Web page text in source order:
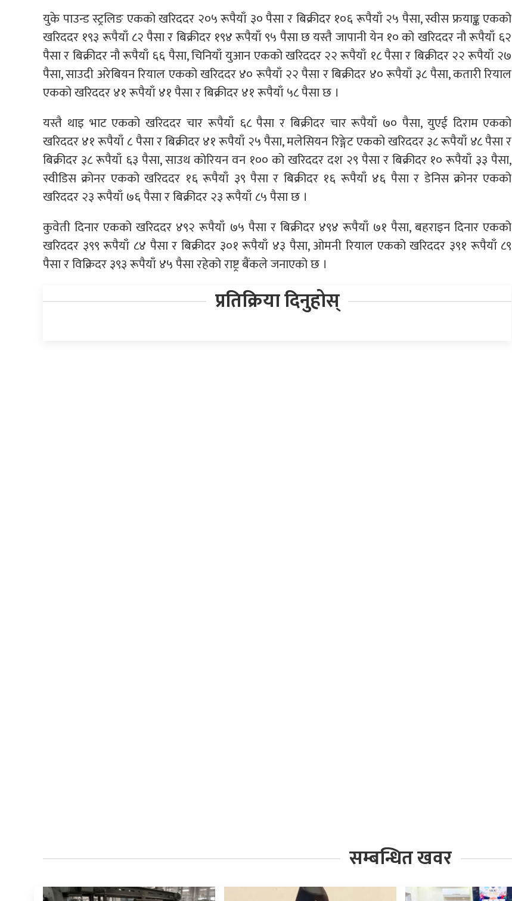
युके पाउन्ड स्ट्रलिङ एकको खरिददर २०५ रूपैयाँ ३० पैसा र बिक्रीदर १०६ रूपैयाँ २५ पैसा, स्वीस फ्रयाङ्क एकको
खरिददर १९३ रूपैयाँ ८२ पैसा र बिक्रीदर १९४ रूपैयाँ ९५ पैसा छ यस्तै जापानी येन १० को खरिददर नौ रूपैयाँ ६२
पैसा र बिक्रीदर नौ रूपैयाँ ६६ पैसा, चिनियाँ युआन एकको खरिददर २२ रूपैयाँ १८ पैसा र बिक्रीदर २२ रूपैयाँ २७
पैसा, साउदी अरेबियन रियाल एकको खरिददर ४० रूपैयाँ २२ पैसा र बिक्रीदर ४० रूपैयाँ ३८ पैसा, कतारी रियाल
एकको खरिददर ४१ रूपैयाँ ४१ पैसा र बिक्रीदर ४१ रूपैयाँ ५८ पैसा छ ।
यस्तै थाइ भाट एकको खरिददर चार रूपैयाँ ६८ पैसा र बिक्रीदर चार रूपैयाँ ७० पैसा, युएई दिराम एकको
खरिददर ४१ रूपैयाँ ८ पैसा र बिक्रीदर ४१ रूपैयाँ २५ पैसा, मलेसियन रिङ्गेट एकको खरिददर ३८ रूपैयाँ ४८ पैसा र
बिक्रीदर ३८ रूपैयाँ ६३ पैसा, साउथ कोरियन वन १०० को खरिददर दश २९ पैसा र बिक्रीदर १० रूपैयाँ ३३ पैसा,
स्वीडिस क्रोनर एकको खरिददर १६ रूपैयाँ ३९ पैसा र बिक्रीदर १६ रूपैयाँ ४६ पैसा र डेनिस क्रोनर एकको
खरिददर २३ रूपैयाँ ७६ पैसा र बिक्रीदर २३ रूपैयाँ ८५ पैसा छ ।
कुवेती दिनार एकको खरिददर ४९२ रूपैयाँ ७५ पैसा र बिक्रीदर ४९४ रूपैयाँ ७१ पैसा, बहराइन दिनार एकको
खरिददर ३९९ रूपैयाँ ८४ पैसा र बिक्रीदर ३०१ रूपैयाँ ४३ पैसा, ओमनी रियाल एकको खरिददर ३९१ रूपैयाँ ८९
पैसा र विक्रिदर ३९३ रूपैयाँ ४५ पैसा रहेको राष्ट्र बैंकले जनाएको छ ।
प्रतिक्रिया दिनुहोस्
सम्बन्धित खवर